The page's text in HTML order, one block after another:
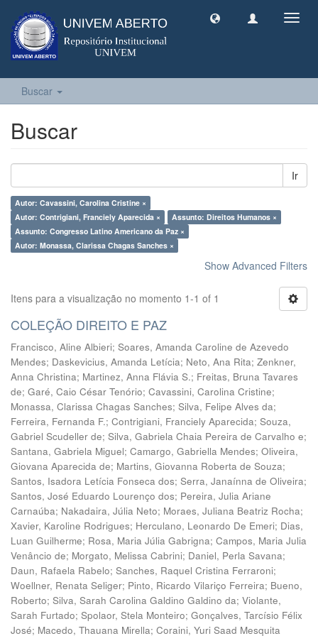
Buscar
Buscar
Ir
Autor: Cavassini, Carolina Cristine ×
Autor: Contrigiani, Franciely Aparecida ×
Assunto: Direitos Humanos ×
Assunto: Congresso Latino Americano da Paz ×
Autor: Monassa, Clarissa Chagas Sanches ×
Show Advanced Filters
Itens para a visualização no momento 1-1 of 1
COLEÇÃO DIREITO E PAZ
Francisco, Aline Albieri; Soares, Amanda Caroline de Azevedo
Mendes; Daskevicius, Amanda Letícia; Neto, Ana Rita; Zenkner,
Anna Christina; Martinez, Anna Flávia S.; Freitas, Bruna Tavares
de; Garé, Caio César Tenório; Cavassini, Carolina Cristine;
Monassa, Clarissa Chagas Sanches; Silva, Felipe Alves da;
Ferreira, Fernanda F.; Contrigiani, Franciely Aparecida; Souza,
Gabriel Scudeller de; Silva, Gabriela Chaia Pereira de Carvalho e;
Santana, Gabriela Miguel; Camargo, Gabriella Mendes; Oliveira,
Giovana Aparecida de; Martins, Giovanna Roberta de Souza;
Santos, Isadora Letícia Fonseca dos; Serra, Janaínna de Oliveira;
Santos, José Eduardo Lourenço dos; Pereira, Julia Ariane
Carnaúba; Nakadaira, Júlia Neto; Moraes, Juliana Beatriz Rocha;
Xavier, Karoline Rodrigues; Herculano, Leonardo De Emeri; Dias,
Luan Guilherme; Rosa, Maria Júlia Gabrigna; Campos, Maria Julia
Venâncio de; Morgato, Melissa Cabrini; Daniel, Perla Savana;
Daun, Rafaela Rabelo; Sanches, Raquel Cristina Ferraroni;
Woellner, Renata Seliger; Pinto, Ricardo Vilariço Ferreira; Bueno,
Roberto; Silva, Sarah Carolina Galdino Galdino da; Violante,
Sarah Furtado; Spolaor, Stela Monteiro; Gonçalves, Tarcísio Félix
José; Macedo, Thauana Mirella; Coraini, Yuri Saad Mesquita